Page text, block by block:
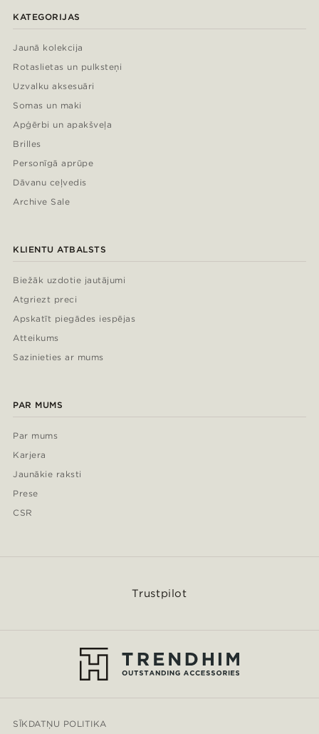
KATEGORIJAS
Jaunā kolekcija
Rotaslietas un pulksteņi
Uzvalku aksesuāri
Somas un maki
Apģērbi un apakšveļa
Brilles
Personīgā aprūpe
Dāvanu ceļvedis
Archive Sale
KLIENTU ATBALSTS
Biežāk uzdotie jautājumi
Atgriezt preci
Apskatīt piegādes iespējas
Atteikums
Sazinieties ar mums
PAR MUMS
Par mums
Karjera
Jaunākie raksti
Prese
CSR
Trustpilot
SĪKDATŅU POLITIKA